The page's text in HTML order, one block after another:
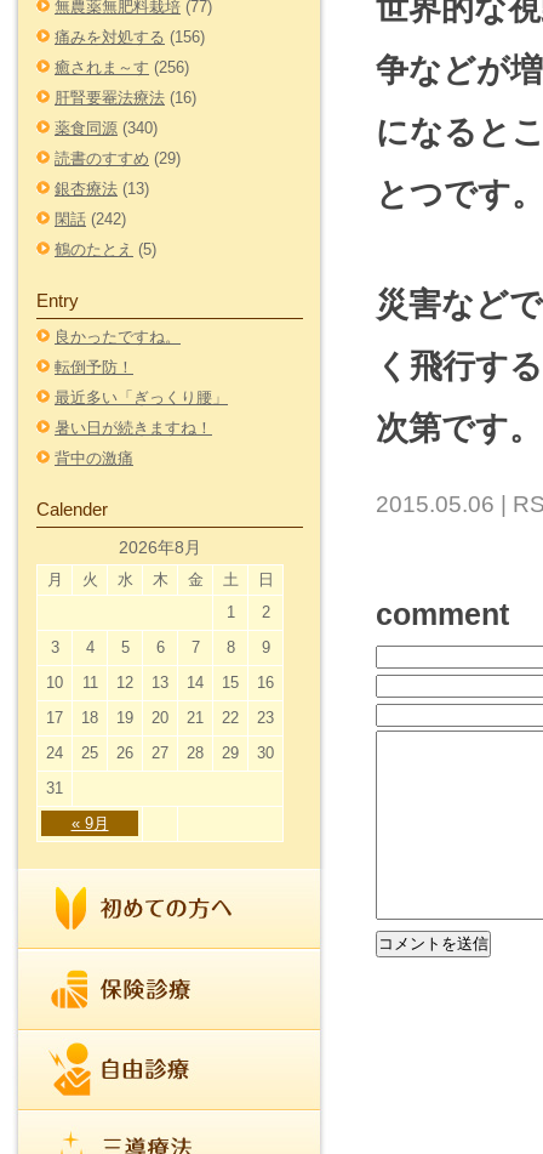
無農薬無肥料栽培 (77)
痛みを対処する (156)
癒されま～す (256)
肝腎要罨法療法 (16)
薬食同源 (340)
読書のすすめ (29)
銀杏療法 (13)
閑話 (242)
鶴のたとえ (5)
Entry
良かったですね。
転倒予防！
最近多い「ぎっくり腰」
暑い日が続きますね！
背中の激痛
Calender
2026年8月
月 火 水 木 金 土 日
« 9月
1
2
3
4 5 6 7 8
9
10
11 12 13 14 15
16
17
18 19 20 21 22
23
24
25 26 27 28 29
30
31
世界的な
争などが
になると
とつです。
災害など
く飛行す
次第です。
2015.05.06 |
comment